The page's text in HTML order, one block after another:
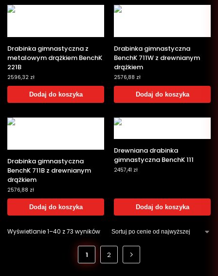
Drabinka gimnastyczna z
metalowym drążkiem BenchK
221B
2596,32 zł
Dodaj do koszyka
Drabinka gimnastyczna
BenchK 711W z drewnianym
drążkiem
2576,88 zł
Dodaj do koszyka
Drabinka gimnastyczna
BenchK 711B z drewnianym
drążkiem
2576,88 zł
Dodaj do koszyka
Drewniana drabinka
gimnastyczna BenchK 111
2457,41 zł
Dodaj do koszyka
Wyświetlanie 1–40 z 73 wyników
1 2